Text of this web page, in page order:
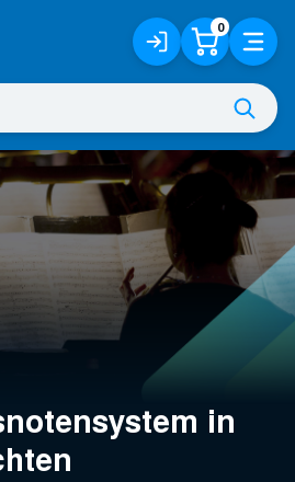
Anmelden
/
Registrieren
0 Menü
in